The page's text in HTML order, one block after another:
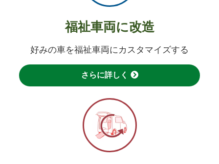
福祉車両に改造
好みの車を福祉車両にカスタマイズする
さらに詳しく